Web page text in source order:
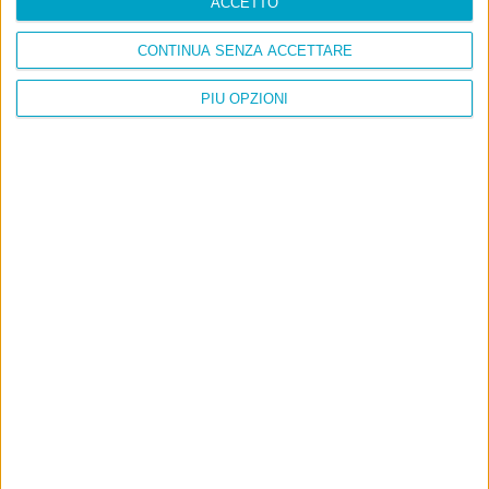
PIÙ OPZIONI
CONTINUA SENZA ACCETTARE